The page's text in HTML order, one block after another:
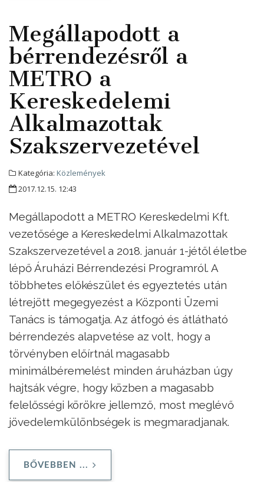
Megállapodott a
bérrendezésről a
METRO a
Kereskedelemi
Alkalmazottak
Szakszervezetével
Kategória: Közlemények
2017.12.15. 12:43
Megállapodott a METRO Kereskedelmi Kft.
vezetősége a Kereskedelmi Alkalmazottak
Szakszervezetével a 2018. január 1-jétől életbe
lépő Áruházi Bérrendezési Programról. A
többhetes előkészület és egyeztetés után
létrejött megegyezést a Központi Üzemi
Tanács is támogatja. Az átfogó és átlátható
bérrendezés alapvetése az volt, hogy a
törvényben előírtnál magasabb
minimálbéremelést minden áruházban úgy
hajtsák végre, hogy közben a magasabb
felelősségi körökre jellemző, most meglévő
jövedelemkülönbségek is megmaradjanak.
BŐVEBBEN ...